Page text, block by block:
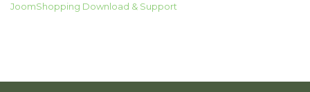
JoomShopping Download & Support